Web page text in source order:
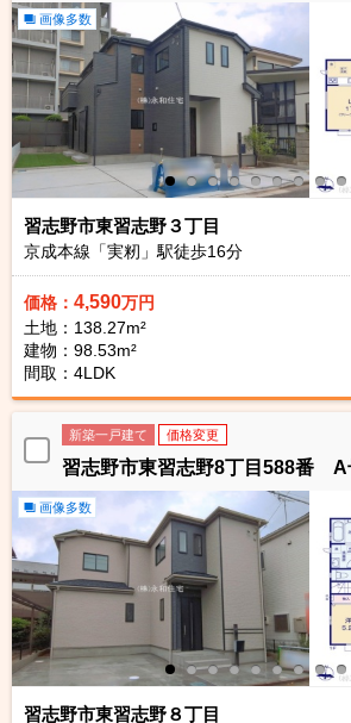
画像多数
習志野市東習志野３丁目
京成本線「実籾」駅徒歩16分
価格： 4,590万円
土地：138.27m²
建物：98.53m²
間取：4LDK
新築一戸建て 価格変更
習志野市東習志野8丁目588番 A
画像多数
習志野市東習志野８丁目